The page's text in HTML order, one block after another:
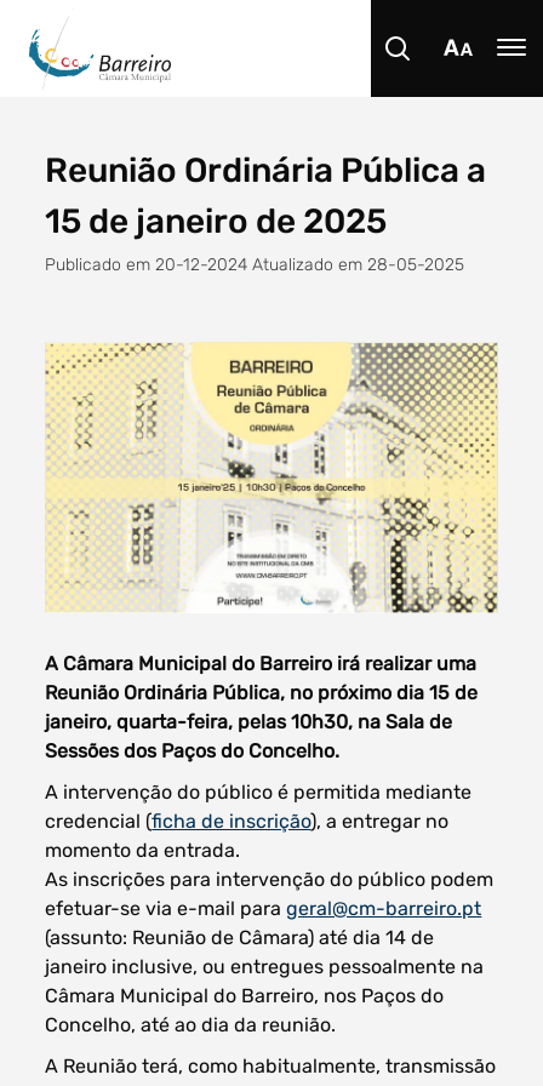
Procurar
Tipo de conteúdo
Filtro dos anos
Filtros dos meses
data
procurar
Reunião Ordinária Pública a
15 de janeiro de 2025
Publicado em 20-12-2024 Atualizado em 28-05-2025
A Câmara Municipal do Barreiro irá realizar uma
Reunião Ordinária Pública, no próximo dia 15 de
janeiro, quarta-feira, pelas 10h30, na Sala de
Sessões dos Paços do Concelho.
A intervenção do público é permitida mediante
credencial (ficha de inscrição), a entregar no
momento da entrada.
As inscrições para intervenção do público podem
efetuar-se via e-mail parageral@cm-barreiro.pt
(assunto: Reunião de Câmara) até dia 14 de
janeiro inclusive, ou entregues pessoalmente na
Câmara Municipal do Barreiro, nos Paços do
Concelho, até ao dia da reunião.
A Reunião terá, como habitualmente, transmissão